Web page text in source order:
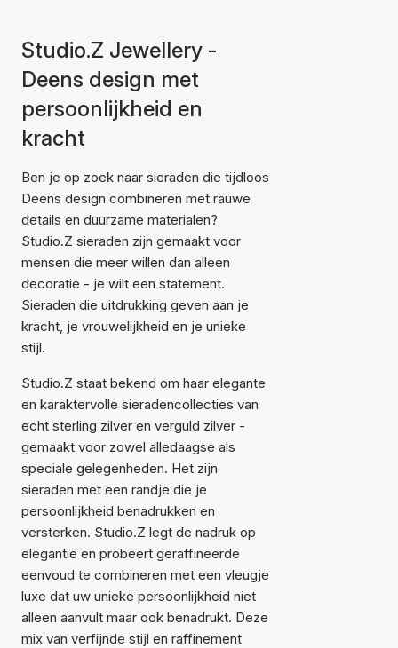
Studio.Z Jewellery -
Deens design met
persoonlijkheid en
kracht
Ben je op zoek naar sieraden die tijdloos
Deens design combineren met rauwe
details en duurzame materialen?
Studio.Z sieraden zijn gemaakt voor
mensen die meer willen dan alleen
decoratie - je wilt een statement.
Sieraden die uitdrukking geven aan je
kracht, je vrouwelijkheid en je unieke
stijl.
Studio.Z staat bekend om haar elegante
en karaktervolle sieradencollecties van
echt sterling zilver en verguld zilver -
gemaakt voor zowel alledaagse als
speciale gelegenheden. Het zijn
sieraden met een randje die je
persoonlijkheid benadrukken en
versterken. Studio.Z legt de nadruk op
elegantie en probeert geraffineerde
eenvoud te combineren met een vleugje
luxe dat uw unieke persoonlijkheid niet
alleen aanvult maar ook benadrukt. Deze
mix van verfijnde stijl en raffinement